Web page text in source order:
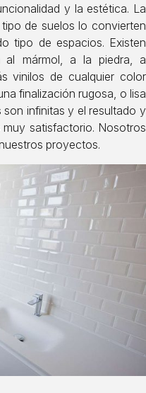
y la estética. La
de suelos lo convierten
tipo de espacios. Existen
al mármol, a la piedra, a
vinilos de cualquier color
finalización rugosa, o lisa
son infinitas y el resultado y
satisfactorio. Nosotros
proyectos.